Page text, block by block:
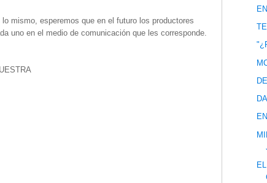
mismo, esperemos que en el futuro los productores
uno en el medio de comunicación que les corresponde.